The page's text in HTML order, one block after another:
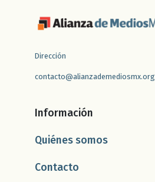
Dirección
contacto@alianzademediosmx.org
Información
Quiénes somos
Contacto